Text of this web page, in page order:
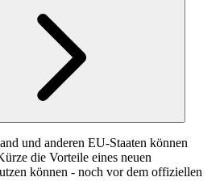
und anderen EU-Staaten können
die Vorteile eines neuen
können - noch vor dem offiziellen